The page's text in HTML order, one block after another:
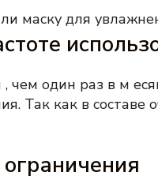
маску для
, чем один раз в м
Так как в составе